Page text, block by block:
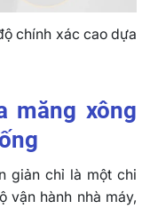
chính xác cao dựa
măng xông
giản chỉ là một chi
vận hành nhà máy,